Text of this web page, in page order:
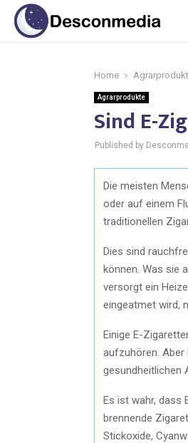
Home
Agrarprodukte
Sind E-
Published by
Die meisten
oder auf einem
traditionellen
Dies sind
können. Was sie
versorgt ein
eingeatmet wird,
Einige E-
aufzuhören. Aber
gesundheitlichen
Es ist wahr, dass
brennende
Stickoxide,